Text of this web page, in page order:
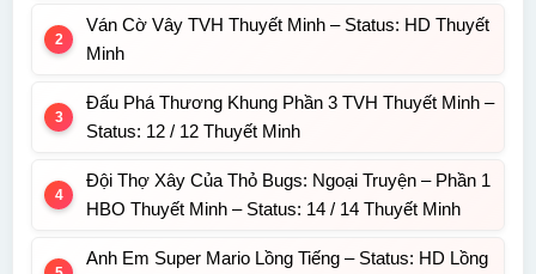
Ván Cờ Vây TVH Thuyết Minh – Status: HD Thuyết
Minh
Đấu Phá Thương Khung Phần 3 TVH Thuyết Minh –
Status: 12 / 12 Thuyết Minh
Đội Thợ Xây Của Thỏ Bugs: Ngoại Truyện – Phần 1
HBO Thuyết Minh – Status: 14 / 14 Thuyết Minh
Anh Em Super Mario Lồng Tiếng – Status: HD Lồng